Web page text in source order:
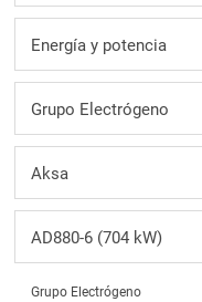
Grupo Electrógeno